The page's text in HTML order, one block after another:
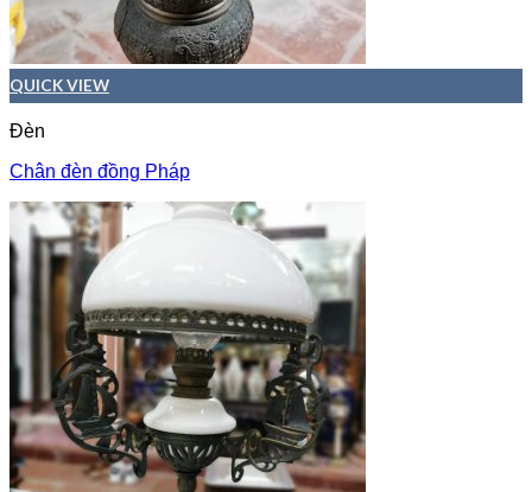
QUICK VIEW
Đèn
Chân đèn đồng Pháp